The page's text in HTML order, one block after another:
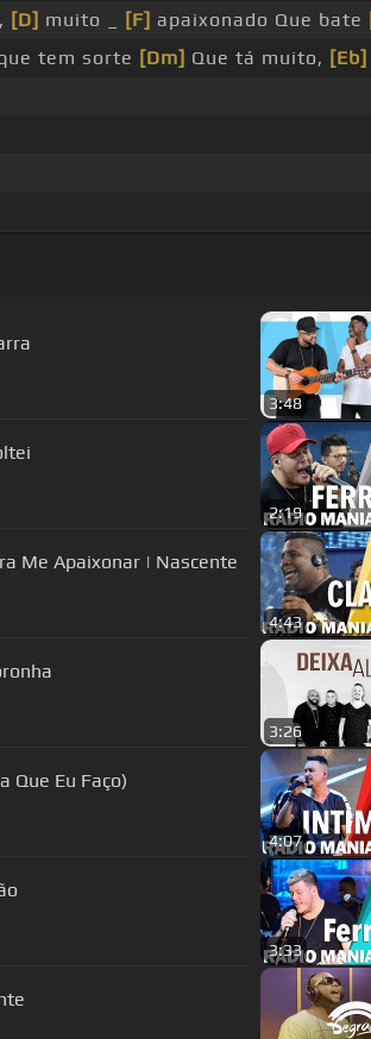
[D] muito _ [F] apaixonado Que bate
tem sorte [Dm] Que tá muito, [Eb]
3:48
2:19
Me Apaixonar | Nascente
4:43
3:26
Que Eu Faço)
4:07
3:33